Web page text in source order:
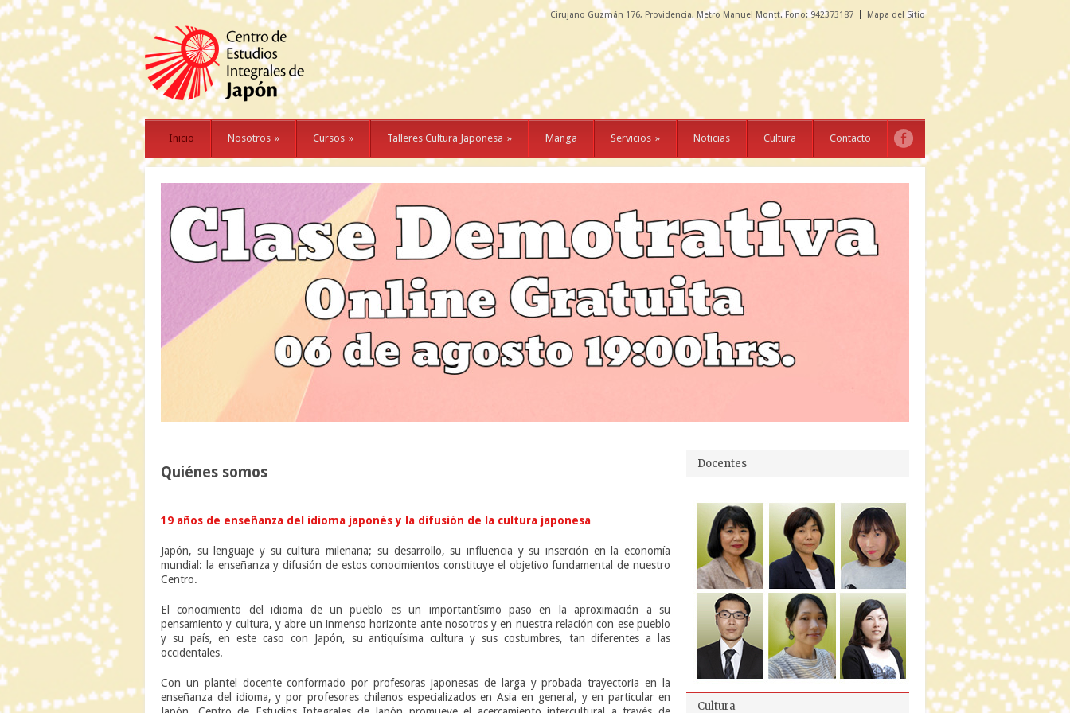
Cirujano Guzmán 176, Providencia, Metro Manuel Montt. Fono: 942373187 Mapa del Sitio
Inicio Nosotros » Cursos » Talleres Cultura Japonesa » Manga Servicios » Noticias Cultura Contacto
Quiénes somos
19 años de enseñanza del idioma japonés y la difusión de la cultura japonesa
Japón, su lenguaje y su cultura milenaria; su desarrollo, su influencia y su inserción en la economía
mundial: la enseñanza y difusión de estos conocimientos constituye el objetivo fundamental de nuestro
Centro.
El conocimiento del idioma de un pueblo es un importantísimo paso en la aproximación a su
pensamiento y cultura, y abre un inmenso horizonte ante nosotros y en nuestra relación con ese pueblo
y su país, en este caso con Japón, su antiquísima cultura y sus costumbres, tan diferentes a las
occidentales.
Con un plantel docente conformado por profesoras japonesas de larga y probada trayectoria en la
enseñanza del idioma, y por profesores chilenos especializados en Asia en general, y en particular en
Docentes
Cultura